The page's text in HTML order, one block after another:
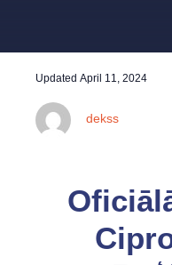
Updated April 11, 2024
dekss